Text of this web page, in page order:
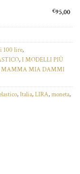
€95,00
100 lire,
,I MODELLI PIÙ
MAMMA MIA DAMMI
,Italia,LIRA,moneta,